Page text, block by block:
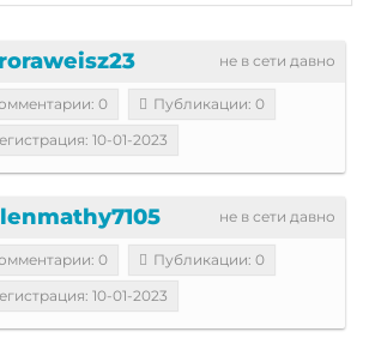
не в сети давно
0
Публикации: 0
10-01-2023
не в сети давно
0
Публикации: 0
10-01-2023